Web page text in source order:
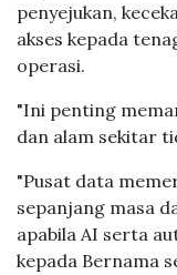
penyejukan,
akses kepada
operasi.
"Ini penting
dan alam sekitar
"Pusat data
sepanjang masa
apabila AI serta
kepada Bernama